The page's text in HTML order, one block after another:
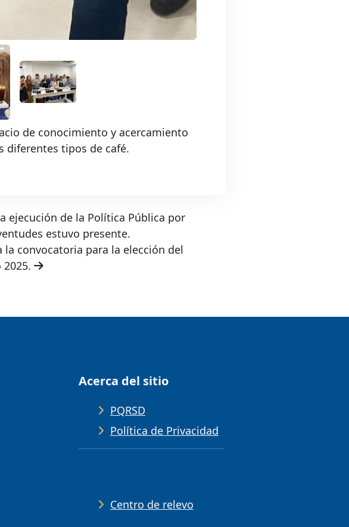
de conocimiento y acercamiento
diferentes tipos de café.
ejecución de la Política Pública por
estuvo presente.
convocatoria para la elección del
Acerca del sitio
PQRSD
Política de Privacidad
Centro de relevo